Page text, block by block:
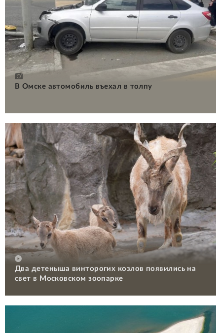
В Омске автомобиль въехал в толпу
Два детеныша винторогих козлов появились на
свет в Московском зоопарке